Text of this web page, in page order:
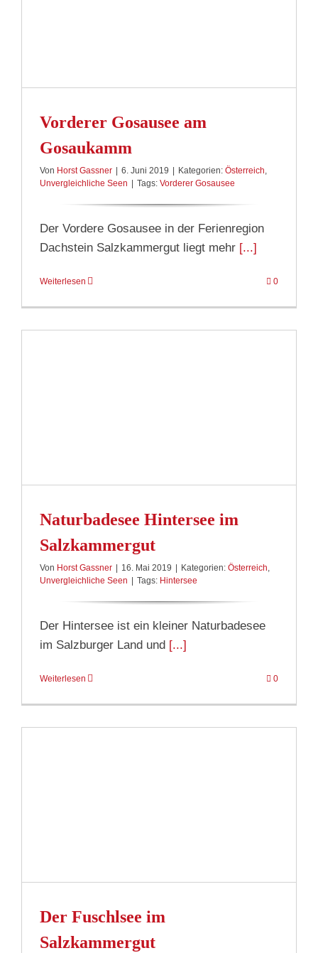
Vorderer Gosausee am
Gosaukamm
Von Horst Gassner 6. Juni 2019 Kategorien: Österreich,
Unvergleichliche Seen
Tags: Vorderer Gosausee
Der Vordere Gosausee in der Ferienregion
Dachstein Salzkammergut liegt mehr [...]
Weiterlesen 0
Naturbadesee Hintersee im
Salzkammergut
Von Horst Gassner 16. Mai 2019 Kategorien: Österreich,
Unvergleichliche Seen
Tags: Hintersee
Der Hintersee ist ein kleiner Naturbadesee
im Salzburger Land und [...]
Weiterlesen 0
Der Fuschlsee im
Salzkammergut